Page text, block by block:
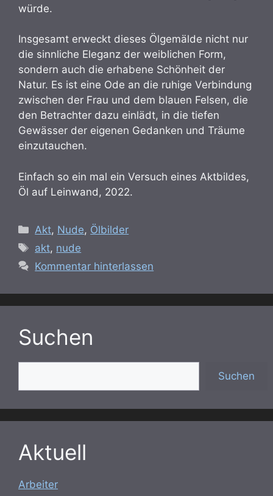
würde.
Insgesamt erweckt dieses Ölgemälde nicht nur
die sinnliche Eleganz der weiblichen Form,
sondern auch die erhabene Schönheit der
Natur. Es ist eine Ode an die ruhige Verbindung
zwischen der Frau und dem blauen Felsen, die
den Betrachter dazu einlädt, in die tiefen
Gewässer der eigenen Gedanken und Träume
einzutauchen.
Einfach so ein mal ein Versuch eines Aktbildes,
Öl auf Leinwand, 2022.
Kategorien
Akt, Nude, Ölbilder
Schlagwörter
akt, nude
Kommentar hinterlassen
Suchen
Suchen
Aktuell
Arbeiter